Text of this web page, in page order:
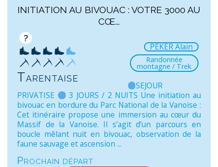
INITIATION AU BIVOUAC : VOTRE 3000 AU
CŒ...
?
Tarentaise
PEKER Alain
Randonnée
montagne / Trek
SEJOUR
PRIVATISE
3 JOURS / 2 NUITS Une initiation au
bivouac en bordure du Parc National de la Vanoise :
Cet itinéraire propose une immersion au cœur du
Massif de la Vanoise. Il s’agit d’un parcours en
boucle mêlant nuit en bivouac, observation de la
faune sauvage et ascension ...
Prochain départ